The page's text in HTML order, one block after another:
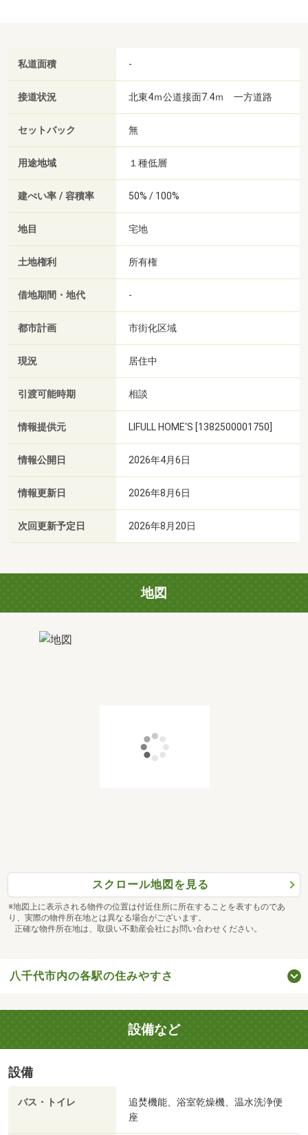
私道面積 -
接道状況 北東4ｍ公道接面7.4ｍ 一方道路
セットバック 無
用途地域 １種低層
建ぺい率 / 容積率 50% / 100%
地目 宅地
土地権利 所有権
借地期間・地代 -
都市計画 市街化区域
現況 居住中
引渡可能時期 相談
情報提供元 LIFULL HOME'S [1382500001750]
情報公開日 2026年4月6日
情報更新日 2026年8月6日
次回更新予定日 2026年8月20日
地図
スクロール地図を見る
※地図上に表示される物件の位置は付近住所に所在することを表すものであ
り、実際の物件所在地とは異なる場合がございます。
正確な物件所在地は、取扱い不動産会社にお問い合わせください。
八千代市内の各駅の住みやすさ
設備など
設備
バス・トイレ
追焚機能、浴室乾燥機、温水洗浄便
座